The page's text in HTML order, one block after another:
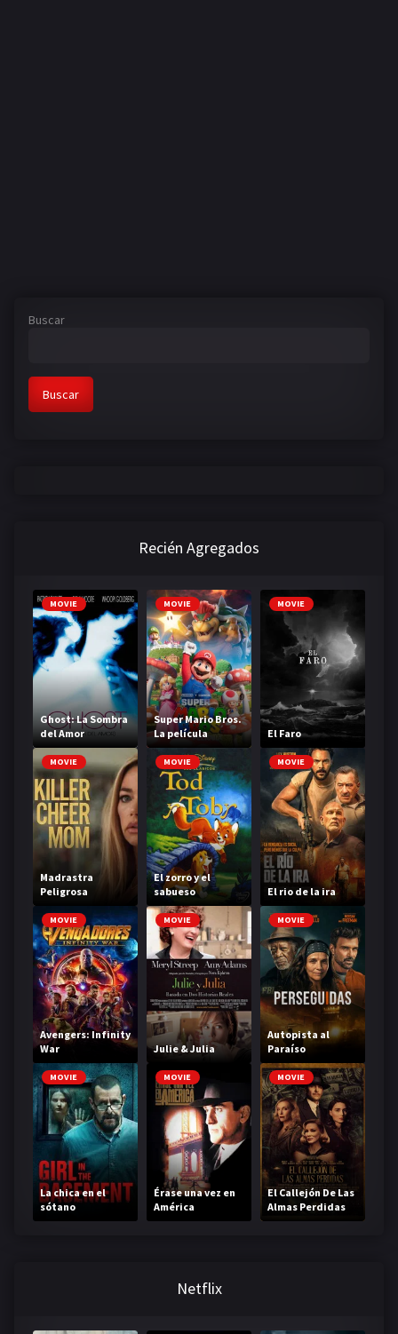
Buscar
Buscar
Recién Agregados
MOVIE
Ghost: La Sombra
del Amor
MOVIE
Super Mario Bros.
La película
MOVIE
El Faro
MOVIE
Madrastra
Peligrosa
MOVIE
El zorro y el
sabueso
MOVIE
El rio de la ira
MOVIE
Avengers: Infinity
War
MOVIE
Julie & Julia
MOVIE
Autopista al
Paraíso
MOVIE
La chica en el
sótano
MOVIE
Érase una vez en
América
MOVIE
El Callejón De Las
Almas Perdidas
Netflix